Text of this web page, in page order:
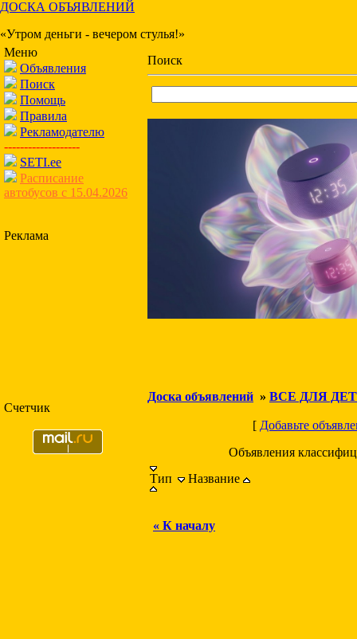
ДОСКА ОБЪЯВЛЕНИЙ
«Утром деньги - вечером стулья!»
Меню
Объявления
Поиск
Помощь
Правила
Рекламодателю
-------------------
SETI.ee
Расписание
автобусов с 15.04.2026
Реклама
Счетчик
Поиск
Доска объявлений » ВСЕ ДЛЯ
[ Добавьте
Объявления
Тип
Название
« К началу